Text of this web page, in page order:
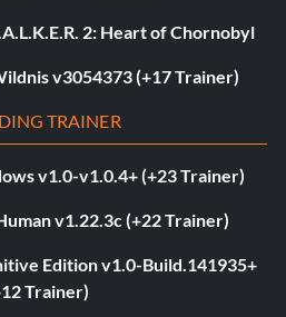
2: Heart of Chornobyl
v3054373 (+17 Trainer)
TRAINER
v1.0-v1.0.4+ (+23 Trainer)
v1.22.3c (+22 Trainer)
Edition v1.0-Build.141935+
Trainer)